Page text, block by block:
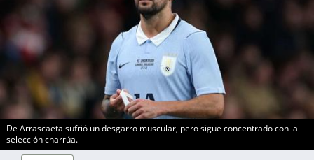
De Arrascaeta sufrió un desgarro muscular, pero sigue concentrado con la
selección charrúa.